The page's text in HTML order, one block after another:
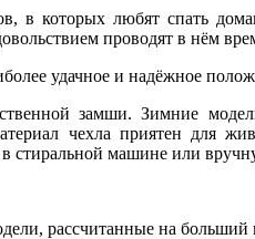
в которых любят спать
проводят в нём
удачное и надёжное
замши. Зимние
чехла приятен для
в стиральной машине или
рассчитанные на больший